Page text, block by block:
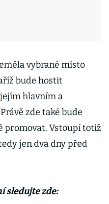
vybrané místo
bude hostit
hlavním a
zde také bude
promovat. Vstoupí totiž
jen dva dny před
sledujte zde: